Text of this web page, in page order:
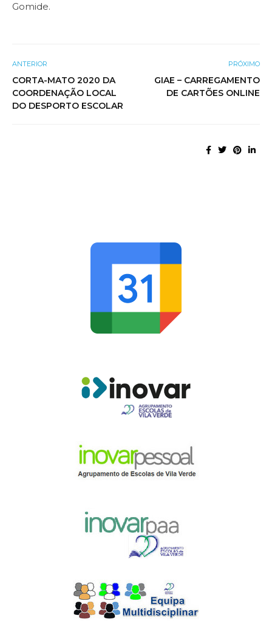
Gomide.
ANTERIOR
CORTA-MATO 2020 DA
COORDENAÇÃO LOCAL
DO DESPORTO ESCOLAR
PRÓXIMO
GIAE – CARREGAMENTO
DE CARTÕES ONLINE